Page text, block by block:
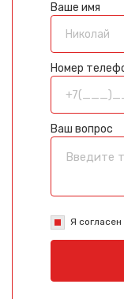
Ваше имя
Номер
Ваш вопрос
Я согласен